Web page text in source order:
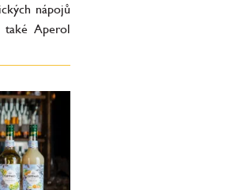
nápojů
Aperol